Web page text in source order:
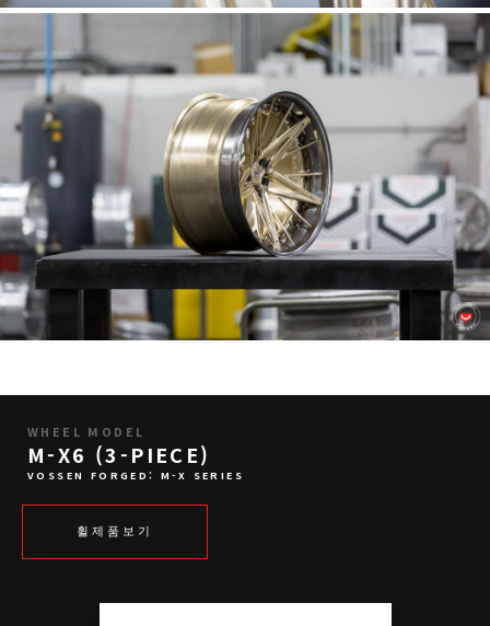
WHEEL MODEL
M-X6 (3-PIECE)
VOSSEN FORGED: M-X SERIES
휠제품보기